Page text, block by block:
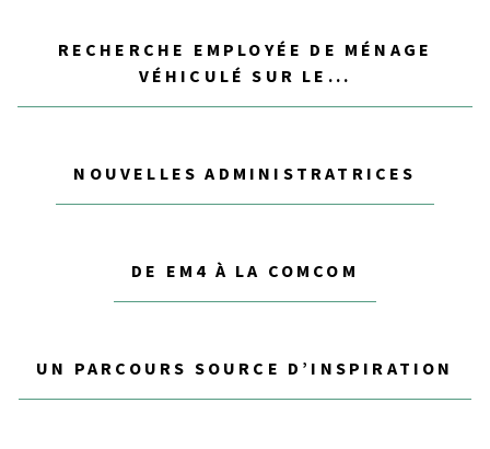
RECHERCHE EMPLOYÉE DE MÉNAGE
VÉHICULÉ SUR LE...
NOUVELLES ADMINISTRATRICES
DE EM4 À LA COMCOM
UN PARCOURS SOURCE D’INSPIRATION